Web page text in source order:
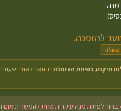
להזמנה:
משלוח
תיקבע בשיחת ההזמנה בהתאם לאזור ושעת
לפחות מנה עיקרית אחת להמשך תיאום